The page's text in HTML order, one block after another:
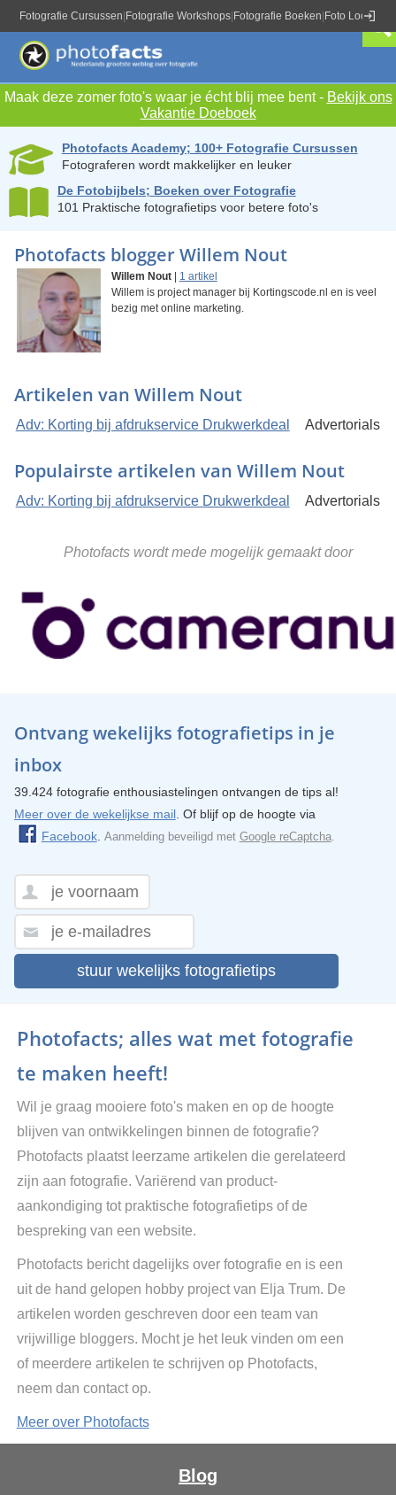
Fotografie Cursussen Fotografie Workshops Fotografie Boeken Foto Locaties
Maak deze zomer foto's waar je écht blij mee bent - Bekijk ons
Vakantie Doeboek
Photofacts Academy; 100+ Fotografie Cursussen
Fotograferen wordt makkelijker en leuker
De Fotobijbels; Boeken over Fotografie
101 Praktische fotografietips voor betere foto's
Photofacts blogger Willem Nout
Willem Nout| 1 artikel
Willem is project manager bij Kortingscode.nl en is veel
bezig met online marketing.
Artikelen van Willem Nout
Adv: Korting bij afdrukservice Drukwerkdeal Advertorials
Populairste artikelen van Willem Nout
Adv: Korting bij afdrukservice Drukwerkdeal Advertorials
Photofacts wordt mede mogelijk gemaakt door
Ontvang wekelijks fotografietips in je
inbox
39.424 fotografie enthousiastelingen ontvangen de tips al!
Meer over de wekelijkse mail. Of blijf op de hoogte via
Facebook. Aanmelding beveiligd met Google reCaptcha.
stuur wekelijks fotografietips
Photofacts; alles wat met fotografie
te maken heeft!
Wil je graag mooiere foto's maken en op de hoogte
blijven van ontwikkelingen binnen de fotografie?
Photofacts plaatst leerzame artikelen die gerelateerd
zijn aan fotografie. Variërend van product-
aankondiging tot praktische fotografietips of de
bespreking van een website.
Photofacts bericht dagelijks over fotografie en is een
uit de hand gelopen hobby project van Elja Trum. De
artikelen worden geschreven door een team van
vrijwillige bloggers. Mocht je het leuk vinden om een
of meerdere artikelen te schrijven op Photofacts,
neem dan contact op.
Meer over Photofacts
Blog